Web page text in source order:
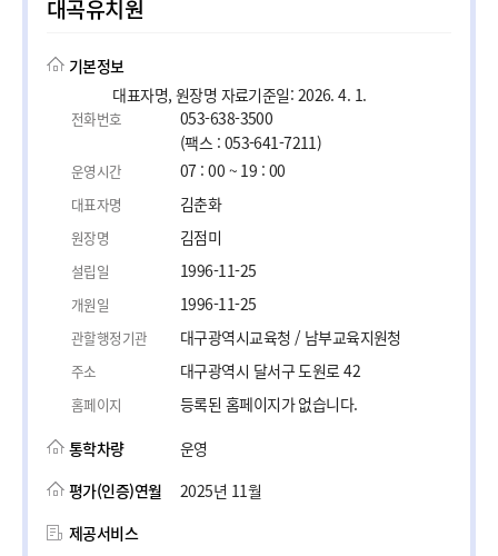
대곡유치원
기본정보
대표자명, 원장명 자료기준일: 2026. 4. 1.
전화번호
053-638-3500
(팩스 : 053-641-7211)
운영시간 07 : 00 ~ 19 : 00
대표자명 김춘화
원장명 김점미
설립일 1996-11-25
개원일 1996-11-25
관할행정기관 대구광역시교육청 / 남부교육지원청
주소 대구광역시 달서구 도원로 42
홈페이지
등록된 홈페이지가 없습니다.
통학차량
운영
평가(인증)연월
2025년 11월
제공서비스